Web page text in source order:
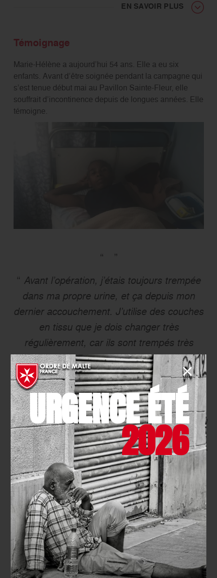
EN SAVOIR PLUS
Témoignage
Marie-Hélène a aujourd’hui 54 ans. Elle a eu six
enfants. Avant d’être soignée pendant la campagne qui
s’est tenue début mai au Pavillon Sainte-Fleur, elle
souffrait d’incontinence depuis de longues années. Elle
témoigne.
Avant l’opération, j’étais toujours trempée
dans ma propre urine, et ça depuis mon
dernier accouchement. J’utilise des couches
en tissu que je dois changer très
régulièrement, car ils sont trempés très
facilement. Ça rend mon travail très difficile
puisque je me déplace souvent en ville. Je
suis vraiment reconnaissante envers les
personnes qui m’ ont informée de cette
opération, et qui ont décidé de me prendre en
charge. (…) Avec tous les efforts physiques
que je dois faire, parfois la couche ne suffisait
plus pour retenir l’incontinence. [Grâce à
l’opération], j’espère que mon incontinence
sera entièrement guérie et que je pourrai
retrouver une vie normale (…).
Marie-Hélène
54 ans, patiente
URGENCE ÉTÉ
2026